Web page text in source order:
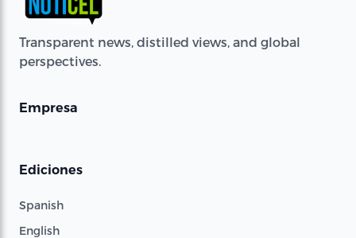
Transparent news, distilled views, and global
perspectives.
Empresa
Ediciones
Spanish
English